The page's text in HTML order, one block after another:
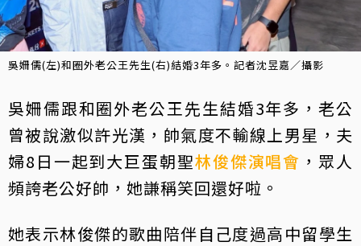
吳姍儒(左)和圈外老公王先生(右)結婚3年多。記者沈昱嘉／攝影
吳姍儒跟和圈外老公王先生結婚3年多，老公
曾被說激似許光漢，帥氣度不輸線上男星，夫
婦8日一起到大巨蛋朝聖林俊傑演唱會 ，眾人
頻誇老公好帥，她謙稱笑回還好啦。
她表示林俊傑的歌曲陪伴自己度過高中留學生